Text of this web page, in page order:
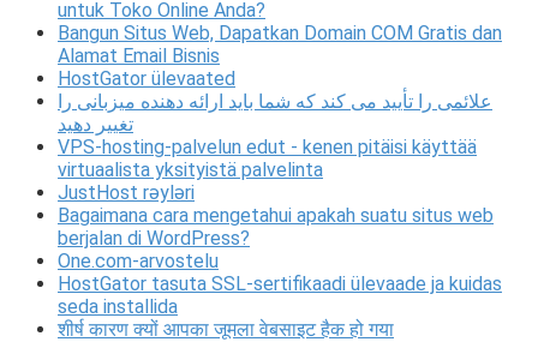
untuk Toko Online Anda?
Bangun Situs Web, Dapatkan Domain COM Gratis dan
Alamat Email Bisnis
HostGator ülevaated
علائمی را تأیید می کند که شما باید ارائه دهنده میزبانی را
تغییر دهید
VPS-hosting-palvelun edut - kenen pitäisi käyttää
virtuaalista yksityistä palvelinta
JustHost rəyləri
Bagaimana cara mengetahui apakah suatu situs web
berjalan di WordPress?
One.com-arvostelu
HostGator tasuta SSL-sertifikaadi ülevaade ja kuidas
seda installida
शीर्ष कारण क्यों आपका जूमला वेबसाइट हैक हो गया